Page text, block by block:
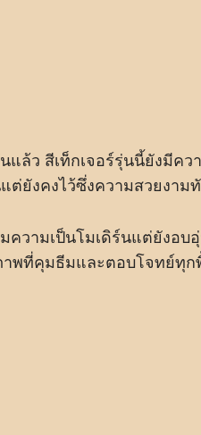
แล้ว สีเท็กเจอร์รุ่นนี้ยังมีค
ต่ยังคงไว้ซึ่งความสวยงาม
วามเป็นโมเดิร์นแต่ยังอบ
าพที่คุมธีมและตอบโจทย์ทุ